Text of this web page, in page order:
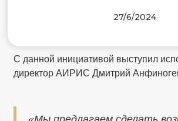
27/6/2024
С данной инициативой выступил
директор АИРИС Дмитрий